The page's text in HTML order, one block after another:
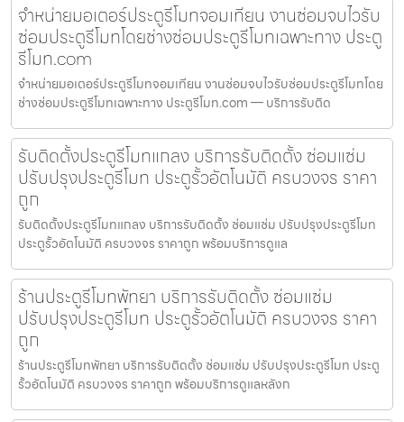
จำหน่ายมอเตอร์ประตูรีโมทจอมเทียน งานซ่อมจบไวรับ
ซ่อมประตูรีโมทโดยช่างซ่อมประตูรีโมทเฉพาะทาง ประตู
รีโมท.com
จำหน่ายมอเตอร์ประตูรีโมทจอมเทียน งานซ่อมจบไวรับซ่อมประตูรีโมทโดย
ช่างซ่อมประตูรีโมทเฉพาะทาง ประตูรีโมท.com — บริการรับติด
รับติดตั้งประตูรีโมทแกลง บริการรับติดตั้ง ซ่อมแซ่ม
ปรับปรุงประตูรีโมท ประตูรั้วอัตโนมัติ ครบวงจร ราคา
ถูก
รับติดตั้งประตูรีโมทแกลง บริการรับติดตั้ง ซ่อมแซ่ม ปรับปรุงประตูรีโมท
ประตูรั้วอัตโนมัติ ครบวงจร ราคาถูก พร้อมบริการดูแล
ร้านประตูรีโมทพัทยา บริการรับติดตั้ง ซ่อมแซ่ม
ปรับปรุงประตูรีโมท ประตูรั้วอัตโนมัติ ครบวงจร ราคา
ถูก
ร้านประตูรีโมทพัทยา บริการรับติดตั้ง ซ่อมแซ่ม ปรับปรุงประตูรีโมท ประตู
รั้วอัตโนมัติ ครบวงจร ราคาถูก พร้อมบริการดูแลหลังก